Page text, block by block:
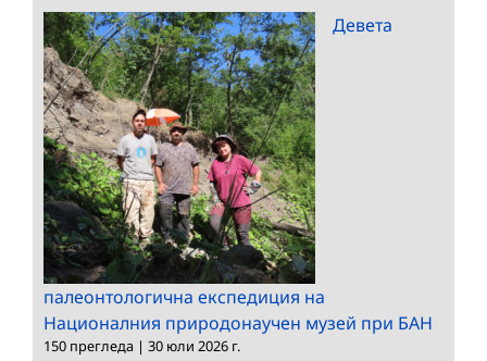
Девета
палеонтологична експедиция на
Националния природонаучен музей при БАН
150 прегледа | 30 юли 2026 г.